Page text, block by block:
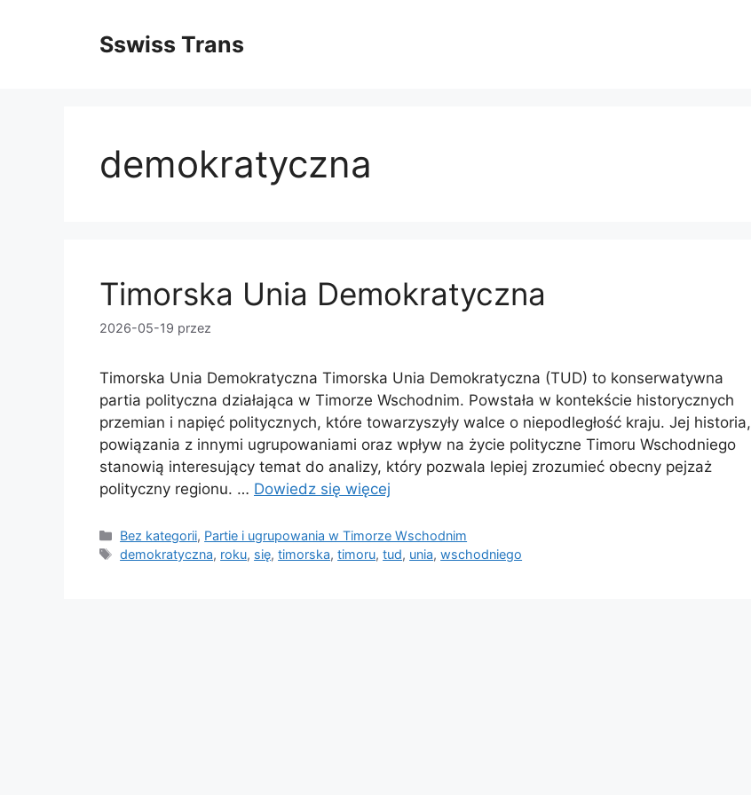
Sswiss Trans
demokratyczna
Timorska Unia Demokratyczna
2026-05-19 przez
Timorska Unia Demokratyczna Timorska Unia Demokratyczna (TUD) to konserwatywna
partia polityczna działająca w Timorze Wschodnim. Powstała w kontekście historycznych
przemian i napięć politycznych, które towarzyszyły walce o niepodległość kraju. Jej historia,
powiązania z innymi ugrupowaniami oraz wpływ na życie polityczne Timoru Wschodniego
stanowią interesujący temat do analizy, który pozwala lepiej zrozumieć obecny pejzaż
polityczny regionu. … Dowiedz się więcej
Kategorie
Bez kategorii, Partie i ugrupowania w Timorze Wschodnim
Tagi
demokratyczna, roku, się,timorska,timoru,tud, unia,wschodniego